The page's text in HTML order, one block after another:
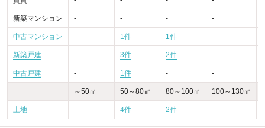
新築マンション - - - -
中古マンション - 1件 1件 -
新築戸建 - 3件 2件 -
中古戸建 - 1件 - -
～50㎡ 50～80㎡ 80～100㎡ 100～130㎡
土地 - 4件 2件 -